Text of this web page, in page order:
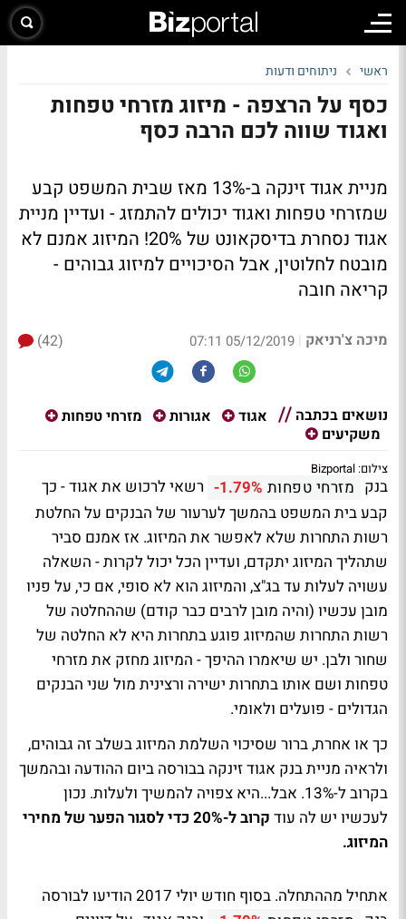
ראשי ניתוחים ודעות
כסף על הרצפה - מיזוג מזרחי טפחות
ואגוד שווה לכם הרבה כסף
מניית אגוד זינקה ב-13% מאז שבית המשפט קבע
שמזרחי טפחות ואגוד יכולים להתמזג - ועדיין מניית
אגוד נסחרת בדיסקאונט של 20%! המיזוג אמנם לא
מובטח לחלוטין, אבל הסיכויים למיזוג גבוהים -
קריאה חובה
מיכה צ'רניאק |
05/12/2019 07:11
(42)
נושאים בכתבה אגוד אגורות
מזרחי טפחות
משקיעים
צילום: Bizportal
בנק מזרחי טפחות -1.79% רשאי לרכוש את אגוד - כך
קבע בית המשפט בהמשך לערעור של הבנקים על החלטת
רשות התחרות שלא לאפשר את המיזוג. אז אמנם סביר
שתהליך המיזוג יתקדם, ועדיין הכל יכול לקרות - השאלה
עשויה לעלות עד בג"צ, והמיזוג הוא לא סופי, אם כי, על פניו
מובן עכשיו (והיה מובן לרבים כבר קודם) שההחלטה של
רשות התחרות שהמיזוג פוגע בתחרות היא לא החלטה של
שחור ולבן. יש שיאמרו ההיפך - המיזוג מחזק את מזרחי
טפחות ושם אותו בתחרות ישירה ורצינית מול שני הבנקים
הגדולים - פועלים ולאומי.
כך או אחרת, ברור שסיכוי השלמת המיזוג בשלב זה גבוהים,
ולראיה מניית בנק אגוד זינקה בבורסה ביום ההודעה ובהמשך
בקרוב ל-13%. אבל...היא צפויה להמשיך ולעלות. נכון
לעכשיו יש לה עוד
קרוב ל-20% כדי לסגור הפער של מחירי
המיזוג.
אתחיל מההתחלה. בסוף חודש יולי 2017 הודיעו לבורסה